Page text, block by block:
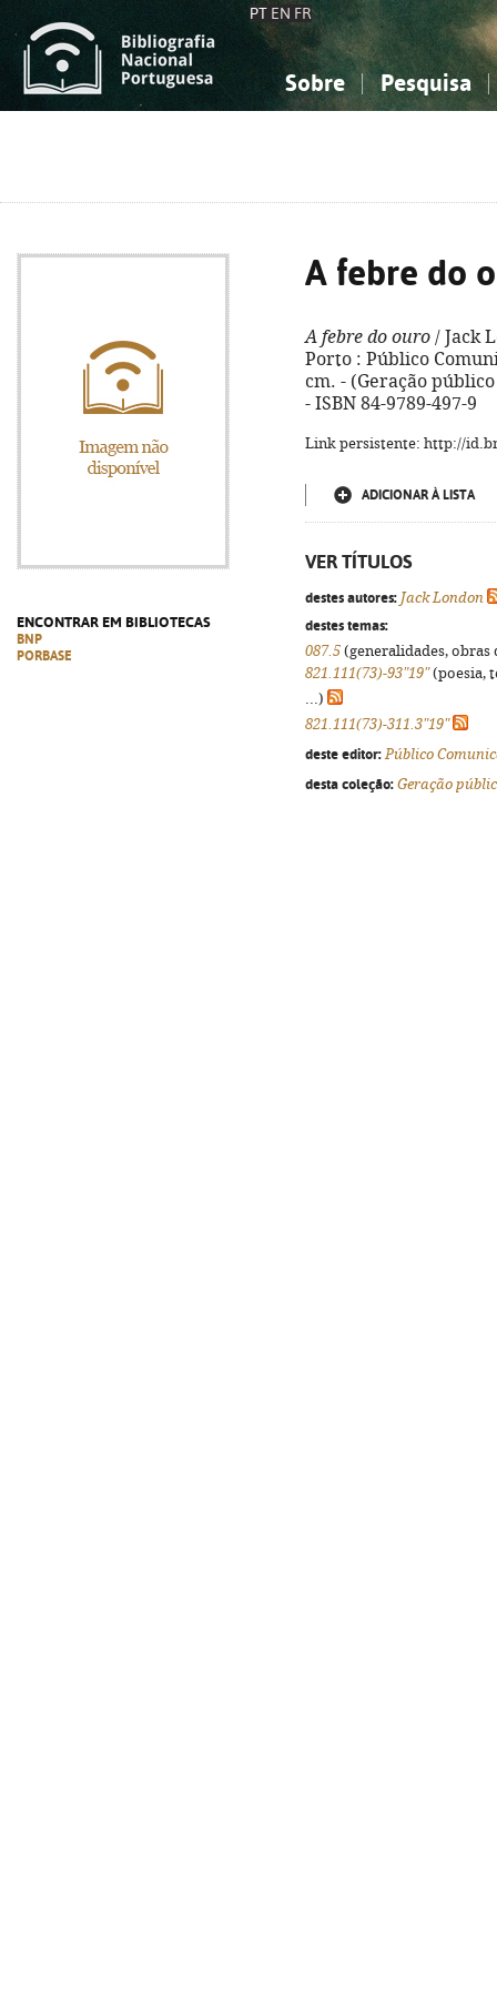
PT EN FR
Sobre Pesquisa
ENCONTRAR EM BIBLIOTECAS
BNP
PORBASE
A febre do
A febre do ouro / Jack
Porto : Público
cm. - (Geração
- ISBN 84-9789-497-9
Link persistente: http://
ADICIONAR À LISTA
VER TÍTULOS
destes autores: Jack London
destes temas:
087.5 (generalidades,
821.111(73)-93"19"(poesia,
...)
821.111(73)-311.3"19"
deste editor: Público
desta coleção: Geração